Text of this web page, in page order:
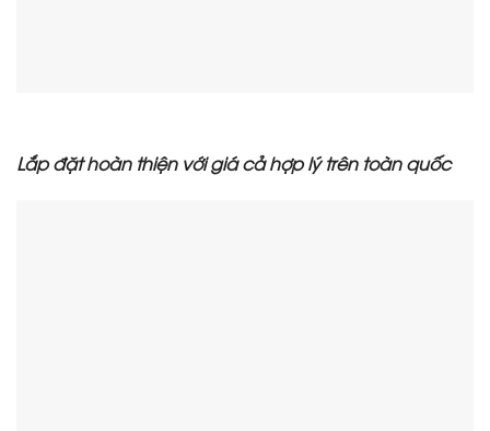
Lắp đặt hoàn thiện với giá cả hợp lý trên toàn quốc